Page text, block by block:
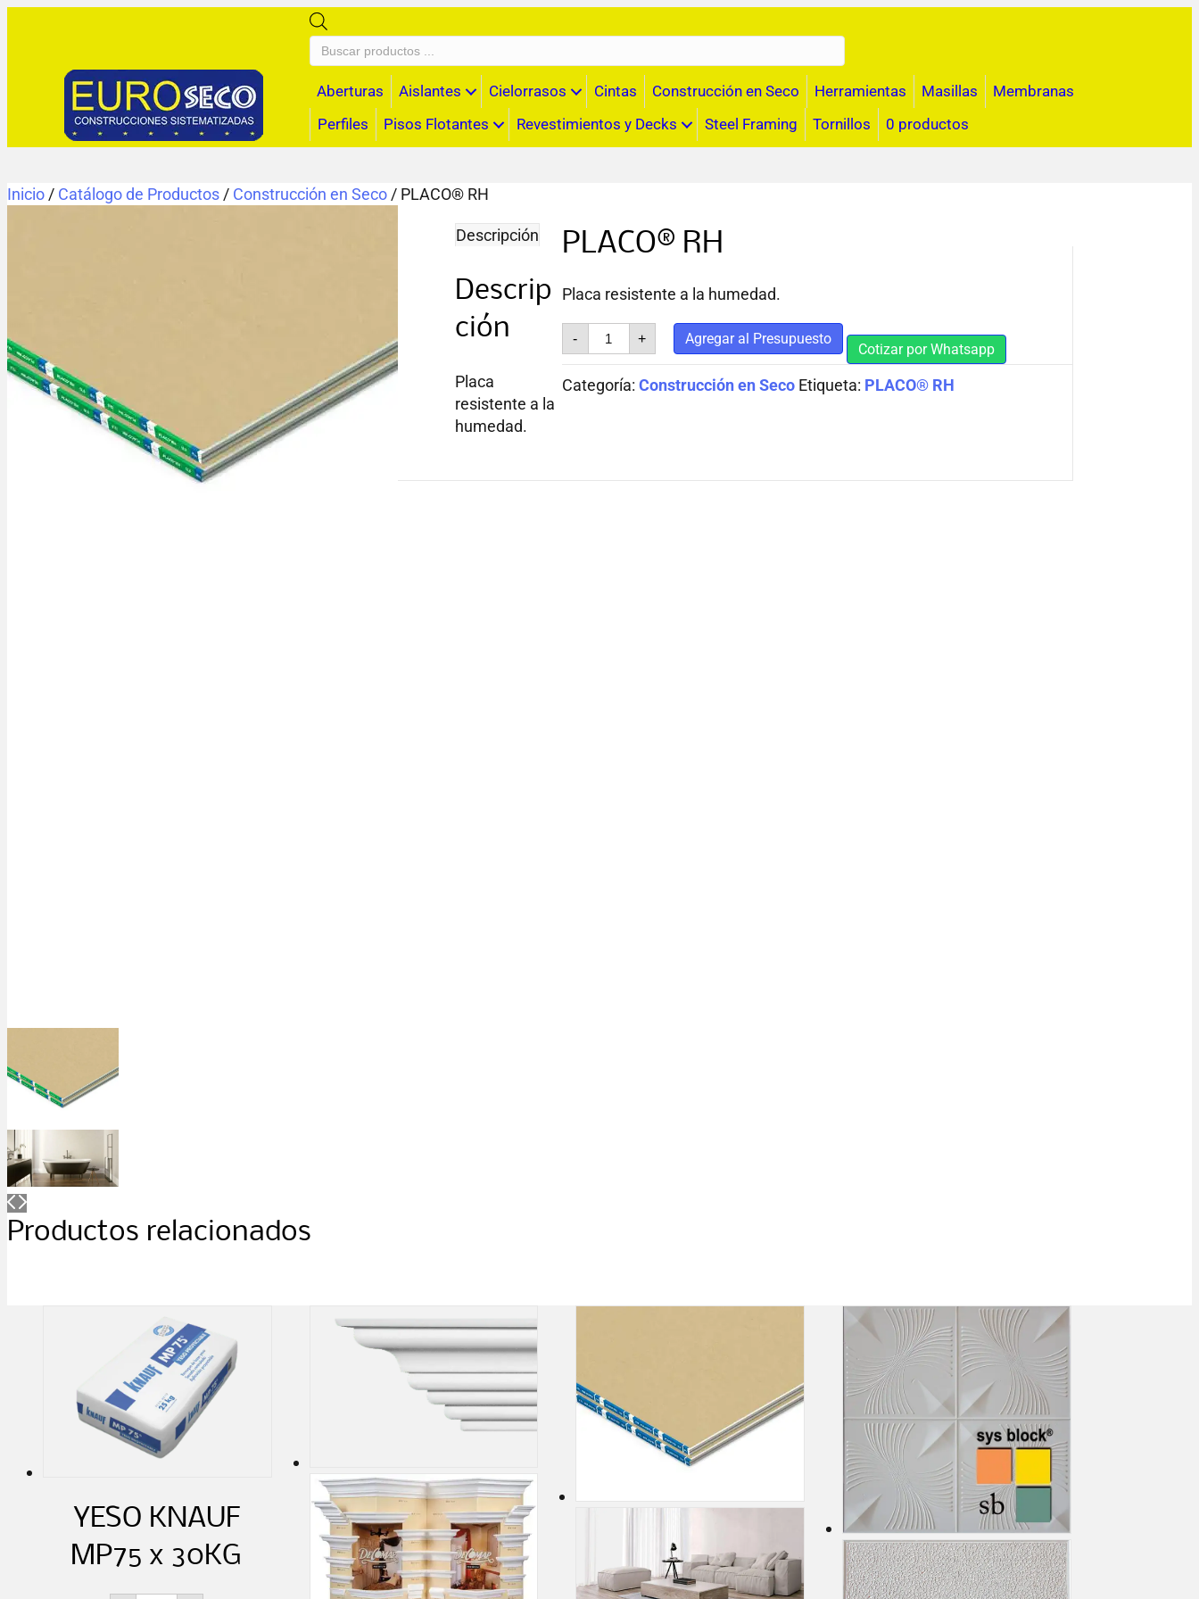
de
productos
Aberturas Aislantes Cielorrasos Cintas Construcción en Seco Herramientas Masillas
Membranas
Perfiles
Pisos Flotantes Revestimientos y Decks Steel Framing Tornillos 0 productos
Inicio/ Catálogo de Productos/ Construcción en Seco/ PLACO® RH
PLACO® RH
Placa resistente a la humedad.
-
PLACO®
RH
cantidad
+ Agregar al Presupuesto
Cotizar por Whatsapp
Categoría: Construcción en Seco Etiqueta: PLACO® RH
Descripción
Descrip
ción
Placa
resistente a la
humedad.
Productos relacionados
YESO KNAUF
MP75 x 30KG